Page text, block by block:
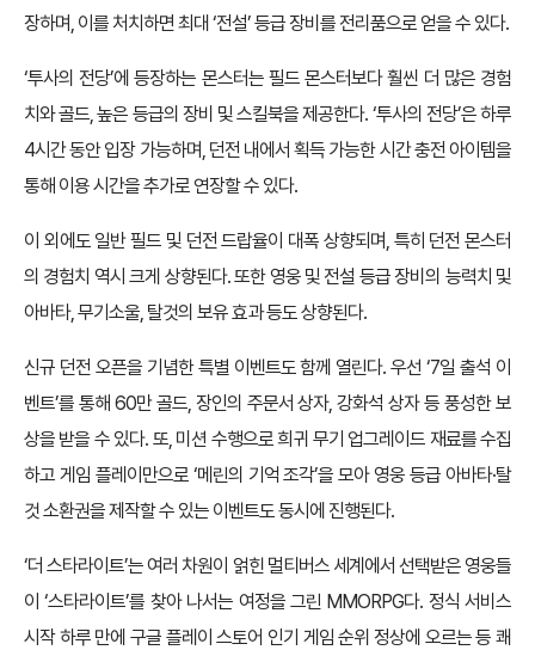
장하며, 이를 처치하면 최대 ‘전설’ 등급 장비를 전리품으로 얻을 수 있다.
‘투사의 전당’에 등장하는 몬스터는 필드 몬스터보다 훨씬 더 많은 경험
치와 골드, 높은 등급의 장비 및 스킬북을 제공한다. ‘투사의 전당’은 하루
4시간 동안 입장 가능하며, 던전 내에서 획득 가능한 시간 충전 아이템을
통해 이용 시간을 추가로 연장할 수 있다.
이 외에도 일반 필드 및 던전 드랍율이 대폭 상향되며, 특히 던전 몬스터
의 경험치 역시 크게 상향된다. 또한 영웅 및 전설 등급 장비의 능력치 및
아바타, 무기소울, 탈것의 보유 효과 등도 상향된다.
신규 던전 오픈을 기념한 특별 이벤트도 함께 열린다. 우선 ‘7일 출석 이
벤트’를 통해 60만 골드, 장인의 주문서 상자, 강화석 상자 등 풍성한 보
상을 받을 수 있다. 또, 미션 수행으로 희귀 무기 업그레이드 재료를 수집
하고 게임 플레이만으로 ‘메린의 기억 조각’을 모아 영웅 등급 아바타·탈
것 소환권을 제작할 수 있는 이벤트도 동시에 진행된다.
‘더 스타라이트’는 여러 차원이 얽힌 멀티버스 세계에서 선택받은 영웅들
이 ‘스타라이트’를 찾아 나서는 여정을 그린 MMORPG다. 정식 서비스
시작 하루 만에 구글 플레이 스토어 인기 게임 순위 정상에 오르는 등 쾌